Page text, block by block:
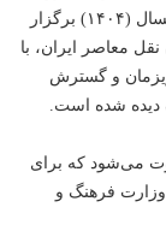
شعر پارسی بوده و بیستمین دوره آن نیز زمستان امسال (۱۴۰۴) برگزار
معاصر ایران، با
و گسترش
دیده شده است.
می‌شود که برای
با مجوز وزارت فرهنگ و